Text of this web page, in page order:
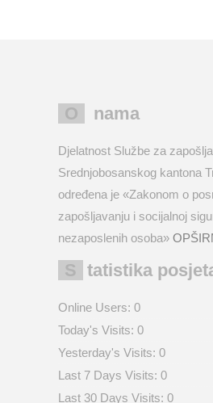
O nama
Djelatnost Službe za
Srednjobosanskog kantona
određena je «Zakonom o
zapošljavanju i socijalnoj
nezaposlenih osoba»
Statistika
Online Users: 0
Today's Visits: 0
Yesterday's Visits: 0
Last 7 Days Visits: 0
Last 30 Days Visits: 0